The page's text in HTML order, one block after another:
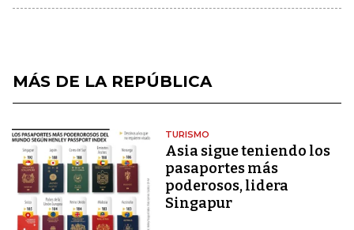
MÁS DE LA REPÚBLICA
TURISMO
Asia sigue teniendo los
pasaportes más
poderosos, lidera
Singapur